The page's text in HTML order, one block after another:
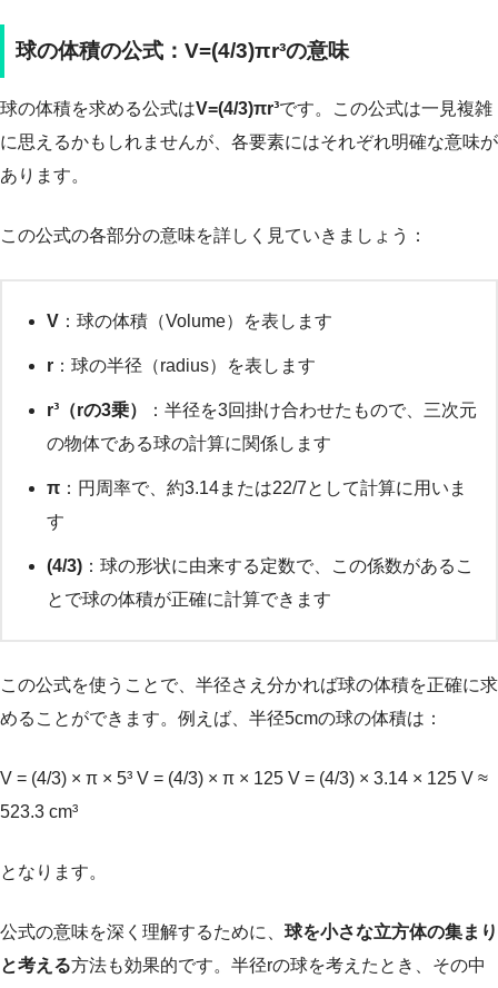
球の体積の公式：V=(4/3)πr³の意味
球の体積を求める公式はV=(4/3)πr³です。この公式は一見複雑
に思えるかもしれませんが、各要素にはそれぞれ明確な意味が
あります。
この公式の各部分の意味を詳しく見ていきましょう：
V ：球の体積（Volume）を表します
r ：球の半径（radius）を表します
r³（rの3乗）
：半径を3回掛け合わせたもので、三次元
の物体である球の計算に関係します
π ：円周率で、約3.14または22/7として計算に用いま
す
(4/3) ：球の形状に由来する定数で、この係数があるこ
とで球の体積が正確に計算できます
この公式を使うことで、半径さえ分かれば球の体積を正確に求
めることができます。例えば、半径5cmの球の体積は：
V = (4/3) × π × 5³ V = (4/3) × π × 125 V = (4/3) × 3.14 × 125 V ≈
523.3 cm³
となります。
公式の意味を深く理解するために、 球を小さな立方体の集まり
と考える方法も効果的です。半径rの球を考えたとき、その中